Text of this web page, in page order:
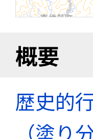
概要
歴史的
（塗り